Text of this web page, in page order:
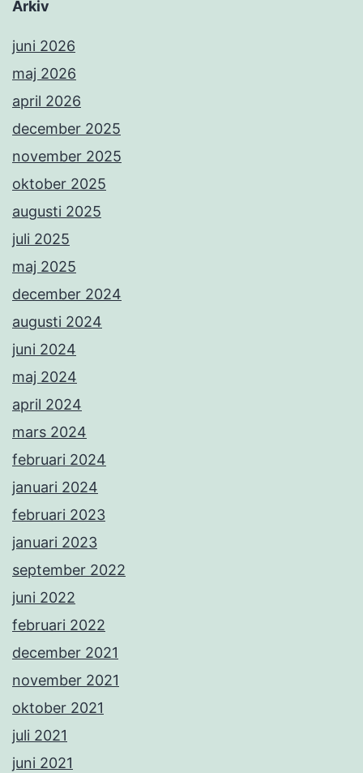
Arkiv
juni 2026
maj 2026
april 2026
december 2025
november 2025
oktober 2025
augusti 2025
juli 2025
maj 2025
december 2024
augusti 2024
juni 2024
maj 2024
april 2024
mars 2024
februari 2024
januari 2024
februari 2023
januari 2023
september 2022
juni 2022
februari 2022
december 2021
november 2021
oktober 2021
juli 2021
juni 2021